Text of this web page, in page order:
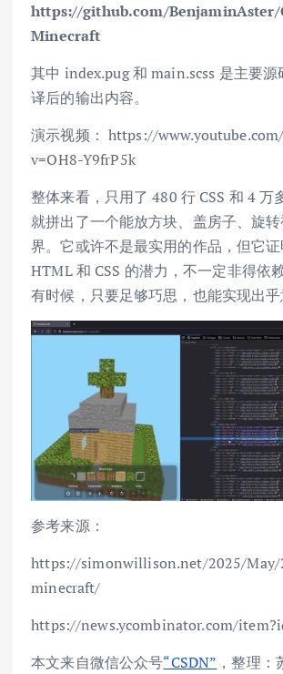
https://github.com/BenjaminAster/
Minecraft
其中 index.pug 和 main.scss 是主要源
译后的输出内容。
演示视频： https://
v=OH8-Y9frP5k
整体来看，只用了 480 行 CSS 和 4 万
就拼出了一个能放方块、盖房子、旋
界。它或许不是最实用的作品，但它
HTML 和 CSS 的潜力，不一定非得依
有时候，只要足够巧思，也能实现出乎
参考来源：
https://simonwillison.net/2025/May/
minecraft/
https://news.ycombinator.com/
本文来自微信公众号“CSDN” ，整理